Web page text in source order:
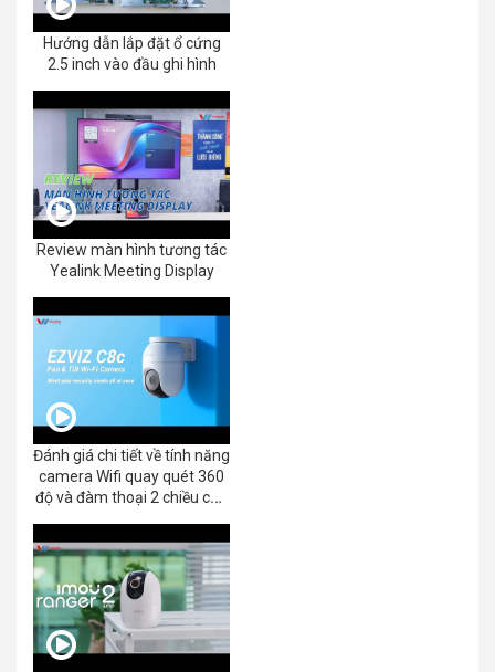
Hướng dẫn lắp đặt ổ cứng
2.5 inch vào đầu ghi hình
Review màn hình tương tác
Yealink Meeting Display
Đánh giá chi tiết về tính năng
camera Wifi quay quét 360
độ và đàm thoại 2 chiều của